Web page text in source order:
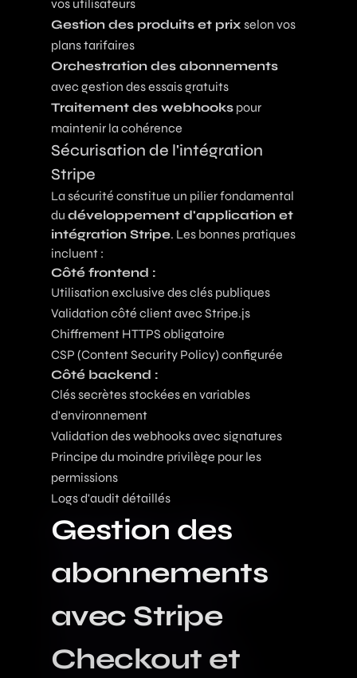
vos utilisateurs
Gestion des produits et prix selon vos
plans tarifaires
Orchestration des abonnements
avec gestion des essais gratuits
Traitement des webhooks pour
maintenir la cohérence
Sécurisation de l'intégration
Stripe
La sécurité constitue un pilier fondamental
du développement d'application et
intégration Stripe. Les bonnes pratiques
incluent :
Côté frontend :
Utilisation exclusive des clés publiques
Validation côté client avec Stripe.js
Chiffrement HTTPS obligatoire
CSP (Content Security Policy) configurée
Côté backend :
Clés secrètes stockées en variables
d'environnement
Validation des webhooks avec signatures
Principe du moindre privilège pour les
permissions
Logs d'audit détaillés
Gestion des
abonnements
avec Stripe
Checkout et